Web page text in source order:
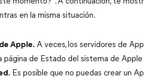
en la misma situación.
Apple. A veces, los servidores de
página de Estado del sistema de
Es posible que no puedas crear un